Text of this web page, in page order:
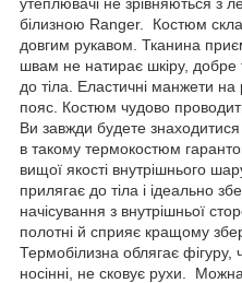
білизною Ranger.
Костюм
довгим рукавом. Тканина
швам не натирає шкіру, добре
до тіла. Еластичні манжети
пояс. Костюм чудово
Ви завжди будете
в такому термокостюм
вищої якості внутрішнього
прилягає до тіла і ідеально
начісування з внутрішньої
полотні й сприяє кращому
Термобілизна облягає фігуру,
носінні , не сковує рухи Можна